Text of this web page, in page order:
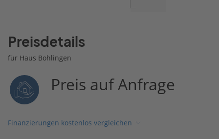
Preisdetails
für Haus Bohlingen
Preis auf Anfrage
Finanzierungen kostenlos vergleichen